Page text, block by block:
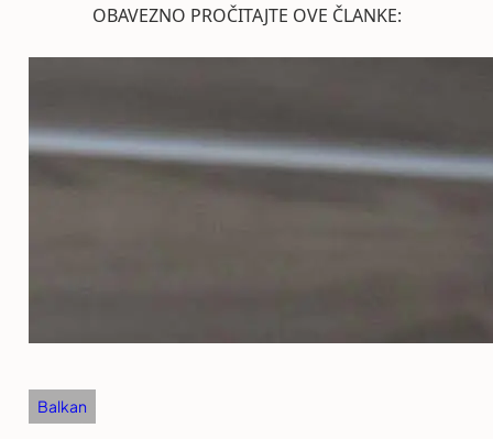
OBAVEZNO PROČITAJTE OVE ČLANKE:
Balkan